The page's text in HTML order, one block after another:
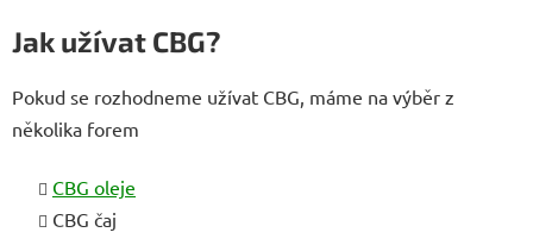
Jak užívat CBG?
Pokud se rozhodneme užívat CBG, máme na výběr z
několika forem
CBG oleje
CBG čaj